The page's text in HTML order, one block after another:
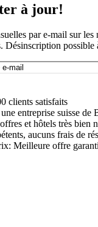
à jour!
par e-mail sur
Désinscription possible
clients satisfaits
entreprise suisse de
et hôtels très bien
aucuns frais de
Meilleure offre